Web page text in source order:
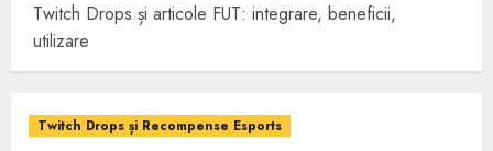
Twitch Drops și articole FUT: integrare, beneficii,
utilizare
Twitch Drops și Recompense Esports